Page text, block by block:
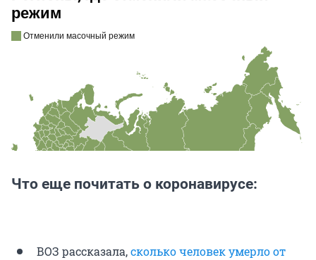
Что еще почитать о коронавирусе:
ВОЗ рассказала,сколько человек умерло от